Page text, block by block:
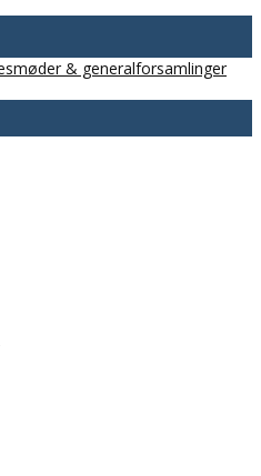
& generalforsamlinger